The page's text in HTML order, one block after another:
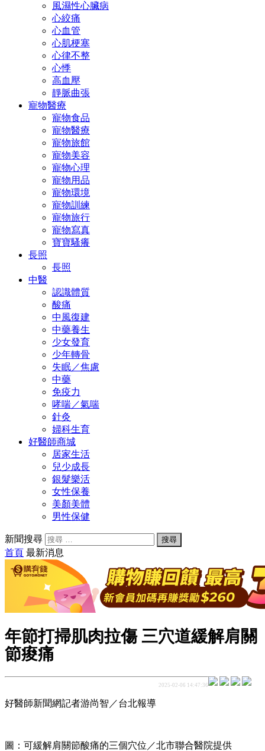
風濕性心臟病
心絞痛
心血管
心肌梗塞
心律不整
心悸
高血壓
靜脈曲張
寵物醫療
寵物食品
寵物醫療
寵物旅館
寵物美容
寵物心理
寵物用品
寵物環境
寵物訓練
寵物旅行
寵物寫真
寶寶騷癢
長照
長照
中醫
認識體質
酸痛
中風復建
中藥養生
少女發育
少年轉骨
失眠／焦慮
中藥
免疫力
哮喘／氣喘
針灸
婦科生育
好醫師商城
居家生活
兒少成長
銀髮樂活
女性保養
美顏美體
男性保健
新聞搜尋
首頁 最新消息
年節打掃肌肉拉傷 三穴道緩解肩關
節痠痛
2025-02-06 14:47:36
好醫師新聞網記者游尚智／台北報導
圖：可緩解肩關節酸痛的三個穴位／北市聯合醫院提供